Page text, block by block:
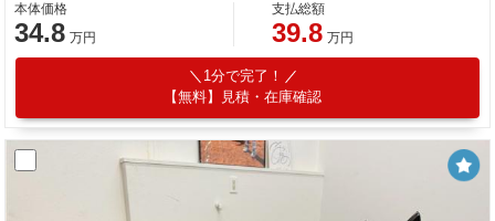
本体価格
34.8 万円
支払総額
39.8 万円
1分で完了！
【無料】見積・在庫確認